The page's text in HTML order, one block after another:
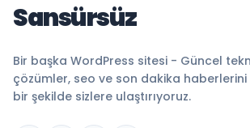
Sansürsüz
Bir başka WordPress sitesi - Güncel
çözümler, seo ve son dakika haberlerini
bir şekilde sizlere ulaştırıyoruz.